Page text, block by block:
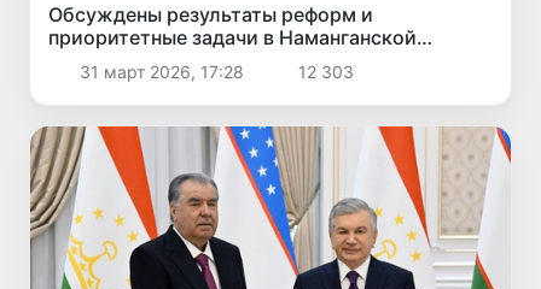
Обсуждены результаты реформ и
приоритетные задачи в Наманганской
области
31 март 2026, 17:28 12 303